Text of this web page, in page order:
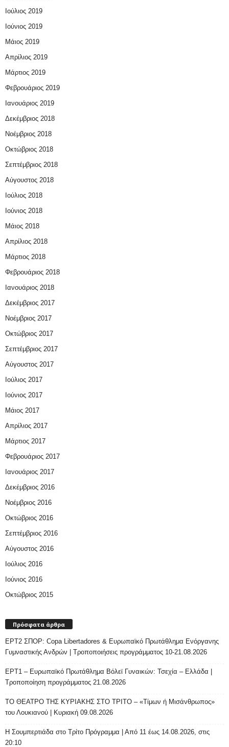
Ιούλιος 2019
Ιούνιος 2019
Μάιος 2019
Απρίλιος 2019
Μάρτιος 2019
Φεβρουάριος 2019
Ιανουάριος 2019
Δεκέμβριος 2018
Νοέμβριος 2018
Οκτώβριος 2018
Σεπτέμβριος 2018
Αύγουστος 2018
Ιούλιος 2018
Ιούνιος 2018
Μάιος 2018
Απρίλιος 2018
Μάρτιος 2018
Φεβρουάριος 2018
Ιανουάριος 2018
Δεκέμβριος 2017
Νοέμβριος 2017
Οκτώβριος 2017
Σεπτέμβριος 2017
Αύγουστος 2017
Ιούλιος 2017
Ιούνιος 2017
Μάιος 2017
Απρίλιος 2017
Μάρτιος 2017
Φεβρουάριος 2017
Ιανουάριος 2017
Δεκέμβριος 2016
Νοέμβριος 2016
Οκτώβριος 2016
Σεπτέμβριος 2016
Αύγουστος 2016
Ιούλιος 2016
Ιούνιος 2016
Οκτώβριος 2015
Πρόσφατα άρθρα
ΕΡΤ2 ΣΠΟΡ: Copa Libertadores & Ευρωπαϊκό Πρωτάθλημα Ενόργανης
Γυμναστικής Ανδρών | Τροποποιήσεις προγράμματος 10-21.08.2026
ΕΡΤ1 – Ευρωπαϊκό Πρωτάθλημα Βόλεϊ Γυναικών: Τσεχία – Ελλάδα |
Τροποποίηση προγράμματος 21.08.2026
ΤΟ ΘΕΑΤΡΟ ΤΗΣ ΚΥΡΙΑΚΗΣ ΣΤΟ ΤΡΙΤΟ – «Τίμων ή Μισάνθρωπος»
του Λουκιανού | Κυριακή 09.08.2026
H Σουμπερτιάδα στο Τρίτο Πρόγραμμα | Από 11 έως 14.08.2026, στις
20:10